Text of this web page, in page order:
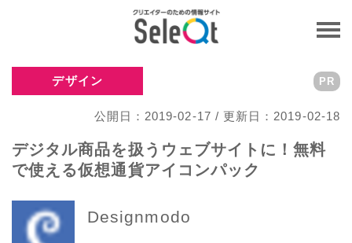
デザイン
公開日：2019-02-17 / 更新日：2019-02-18
PR
デジタル商品を扱うウェブサイトに！無料
で使える仮想通貨アイコンパック
Designmodo